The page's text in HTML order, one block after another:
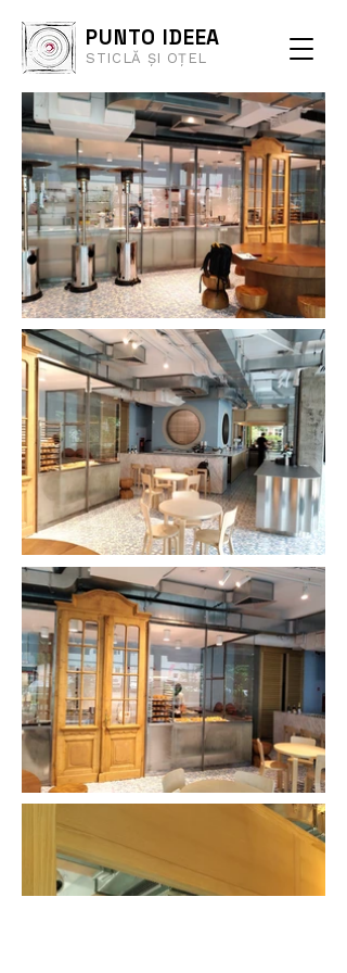
PUNTO IDEEA
STICLĂ ȘI OȚEL